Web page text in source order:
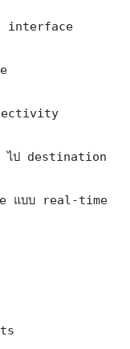
interface
ป destination
แบบ real-time